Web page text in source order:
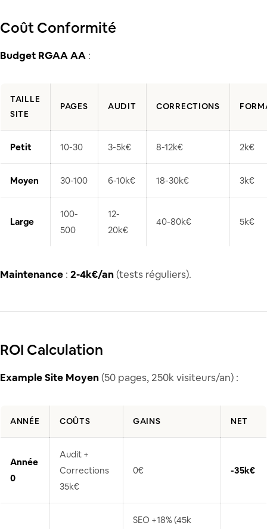
Coût Conformité
Budget RGAA AA :
TAILLE
SITE
PAGES AUDIT CORRECTIONS
Petit 10-30 3-5k€ 8-12k€ 2k€
Moyen 30-100 6-10k€ 18-30k€ 3k€
Large
100-
500
12-
20k€
40-80k€ 5k€
Maintenance : 2-4k€/an(tests réguliers).
ROI Calculation
Example Site Moyen(50 pages, 250k visiteurs/an) :
ANNÉE COÛTS GAINS NET
Année
0
Audit +
Corrections
35k€
0€ -35k€
SEO +18% (45k